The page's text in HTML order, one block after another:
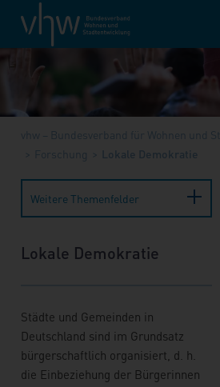
vhw – Bundesverband für Wohnen und
Forschung
Lokale Demokratie
Weitere Themenfelder
Lokale Demokratie
Städte und Gemeinden in
Deutschland sind im Grundsatz
bürgerschaftlich organisiert, d. h.
die Einbeziehung der Bürgerinnen